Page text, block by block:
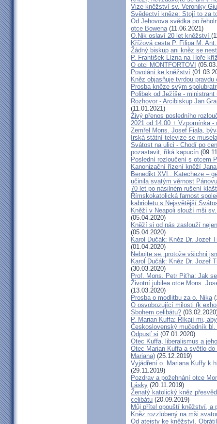
Vize kněžství sv. Veroniky
Svědectví kněze: Stojí to za
Od Jehovova svědka po
otce Bowena(11.06.2021)
O.Nik oslaví 20 let kněžství
Křížová cesta P. Filipa M.
Žádný biskup ani kněz se
P. František Lízna na Hoře
O otci MONTFORTOVI
Povolání ke kněžství
Kněz objasňuje tvrdou
Prosba kněze svým
Polibek od Ježíše -
Rozhovor - Arcibiskup Jan
(11.01.2021)
Živý přenos posledního
2021 od 14:00 + Vzpomínka
Zemřel Mons. Josef Fiala,
Irská státní televize se
Svátost na ulici - Chodí po
pozastavit, říká kapucín
Poslední rozloučení s otcem
Kanonizační řízení kněží
Benedikt XVI.: Katecheze –
učinila svatým věrnost
70 let po násilném rušení
Římskokatolická farnost
kabrioletu s Nejsvětější
Kněží v Neapoli slouží mši
(05.04.2020)
Kněží si od nás zaslouží
(05.04.2020)
Karol Dučák: Kněz Dr. Jozef
(01.04.2020)
Nebojte se, protože všichni
Karol Dučák: Kněz Dr. Jozef
(30.03.2020)
Prof. Mons. Petr Piťha: Jak
Životní jubilea otce Mons.
(13.03.2020)
Prosba o modlitbu za o. Nika
O osvobozující milosti (k
Sbohem celibátu?
P. Marian Kuffa: Říkají mi,
Československý mučedník
Odpusť si (07.01.2020)
Otec Kuffa, liberalismus a
Otec Marian Kuffa a světlo
Mariana) (25.12.2019)
Vyjádření o. Mariana Kuffy k
(29.11.2019)
Pozdrav a požehnání otce
Lásky (20.11.2019)
Ženatý katolický kněz
celibátu (20.09.2019)
Můj přítel opouští kněžství, a
Kněz rozzlobený na mši
Od ateisty ke kněžství.